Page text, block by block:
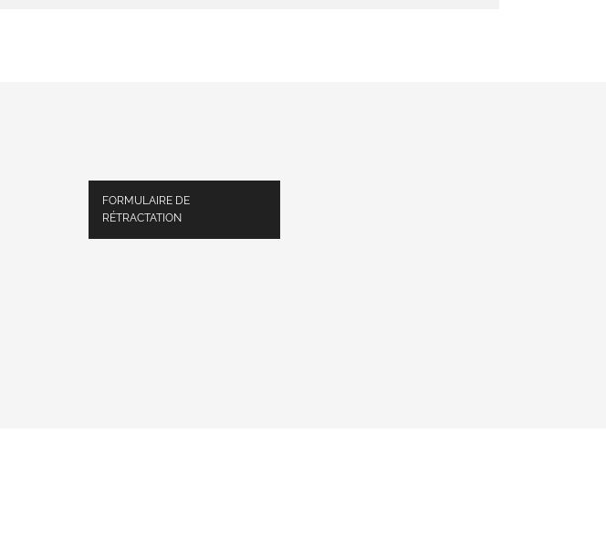
FORMULAIRE DE
RÉTRACTATION